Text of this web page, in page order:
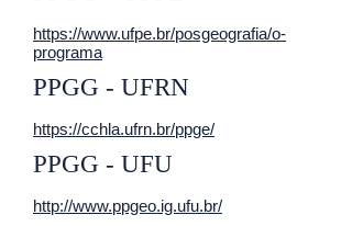
https://www.ufpe.br/posgeografia/o-
programa
PPGG - UFRN
https://cchla.ufrn.br/ppge/
PPGG - UFU
http://www.ppgeo.ig.ufu.br/